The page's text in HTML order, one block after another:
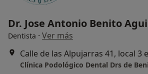
Dr. Jose Antonio Benito
Dentista · Ver más
Clínica Podológico Dental Drs de